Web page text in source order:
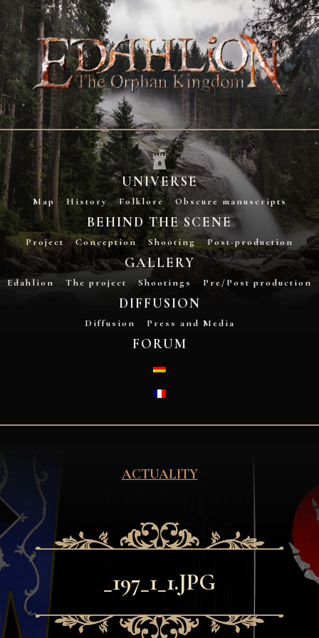
UNIVERSE
Map History Folklore Obscure manuscripts
BEHIND THE SCENE
Project Conception Shooting Post-production
GALLERY
Edahlion The project Shootings Pre/Post production
DIFFUSION
Diffusion Press and Media
FORUM
ACTUALITY
_197_1_1.JPG